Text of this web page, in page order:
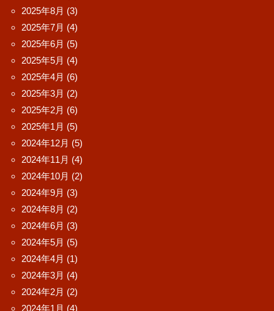
2025年8月 (3)
2025年7月 (4)
2025年6月 (5)
2025年5月 (4)
2025年4月 (6)
2025年3月 (2)
2025年2月 (6)
2025年1月 (5)
2024年12月 (5)
2024年11月 (4)
2024年10月 (2)
2024年9月 (3)
2024年8月 (2)
2024年6月 (3)
2024年5月 (5)
2024年4月 (1)
2024年3月 (4)
2024年2月 (2)
2024年1月 (4)